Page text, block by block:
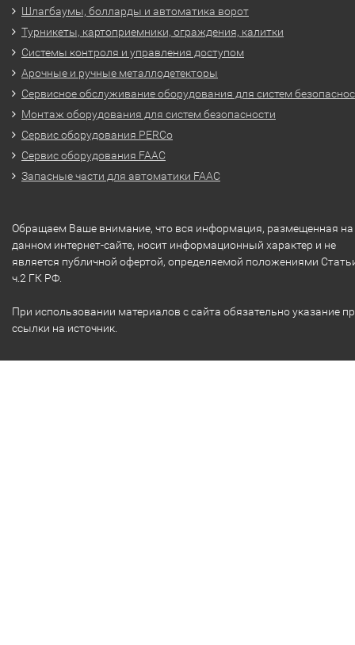
Шлагбаумы, болларды и автоматика ворот
Турникеты, картоприемники, ограждения, калитки
Системы контроля и управления доступом
Арочные и ручные металлодетекторы
Сервисное обслуживание оборудования для систем
Монтаж оборудования для систем безопасности
Сервис оборудования PERCo
Сервис оборудования FAAC
Запасные части для автоматики FAAC
Обращаем Ваше внимание, что вся информация, размещенная на
данном интернет-сайте, носит информационный характер и не
является публичной офертой, определяемой положениями
ч.2 ГК РФ.
При использовании материалов с сайта обязательно указание
ссылки на источник.